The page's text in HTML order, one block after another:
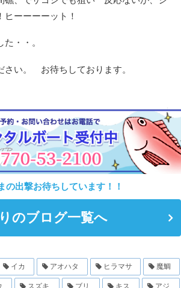
ーーーーット！
・・。
さい。 お待ちしております。
の出撃お待ちしています！！
のブログ一覧へ
イカ アオハタ ヒラマサ 魔鯛